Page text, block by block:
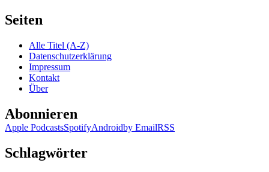
Seiten
Alle Titel (A-Z)
Datenschutzerklärung
Impressum
Kontakt
Über
Abonnieren
Apple PodcastsSpotifyAndroidby EmailRSS
Schlagwörter